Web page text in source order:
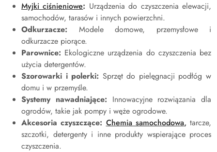
Myjki ciśnieniowe: Urządzenia do czyszczenia elewacji,
samochodów, tarasów i innych powierzchni.
Odkurzacze: Modele domowe, przemysłowe i
odkurzacze piorące.
Parownice: Ekologiczne urządzenia do czyszczenia bez
użycia detergentów.
Szorowarki i polerki: Sprzęt do pielęgnacji podłóg w
domu i w przemyśle.
Systemy nawadniające: Innowacyjne rozwiązania dla
ogrodów, takie jak pompy i węże ogrodowe.
Akcesoria czyszczące: Chemia samochodowa, tarcze,
szczotki, detergenty i inne produkty wspierające proces
czyszczenia.